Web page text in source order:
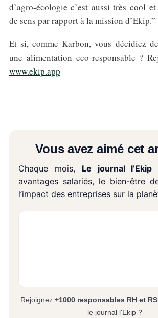
d’agro-écologie c’est aussi très cool
de sens par rapport à la mission d’Ekip.”
Et si, comme Karbon, vous décidiez
une alimentation eco-responsable ?
www.ekip.app
Vous avez aimé cet
Chaque mois, Le journal l’Ekip
avantages salariés, le bien-être
l’impact des entreprises sur la
Rejoignez +1000 responsables RH et
le journal l'Ekip ?